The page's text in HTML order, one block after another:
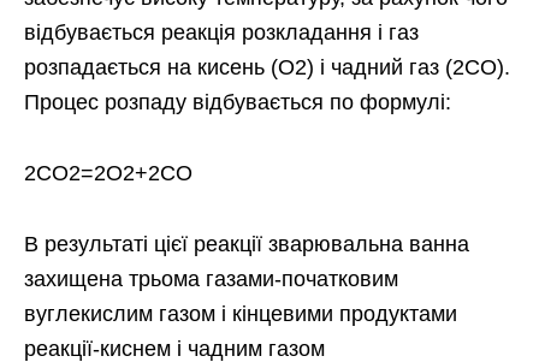
відбувається реакція розкладання і газ
розпадається на кисень (О2) і чадний газ (2СО).
Процес розпаду відбувається по формулі:
2СО2=2О2+2СО
В результаті цієї реакції зварювальна ванна
захищена трьома газами-початковим
вуглекислим газом і кінцевими продуктами
реакції-киснем і чадним газом